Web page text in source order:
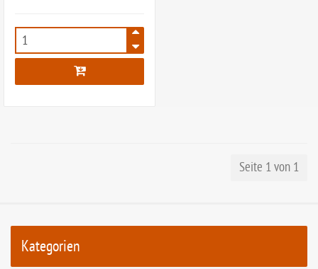
6600
Seite 1 von 1
Kategorien